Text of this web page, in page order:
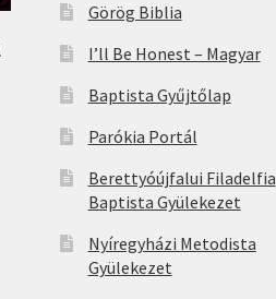
Görög Biblia
I’ll Be Honest – Magyar
Baptista Gyűjtőlap
Parókia Portál
Berettyóújfalui Filadelfia
Baptista Gyülekezet
Nyíregyházi Metodista
Gyülekezet